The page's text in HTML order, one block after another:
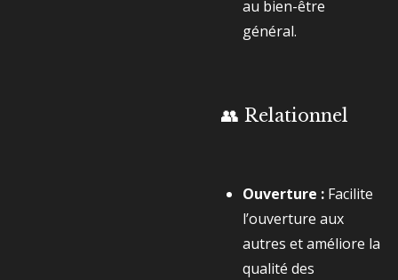
au bien-être
général.
👥 Relationnel
Ouverture : Facilite
l’ouverture aux
autres et améliore la
qualité des